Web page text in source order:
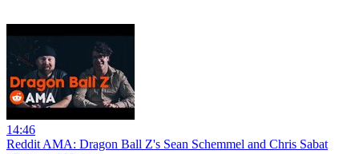
14:46
Reddit AMA: Dragon Ball Z's Sean Schemmel and Chris Sabat